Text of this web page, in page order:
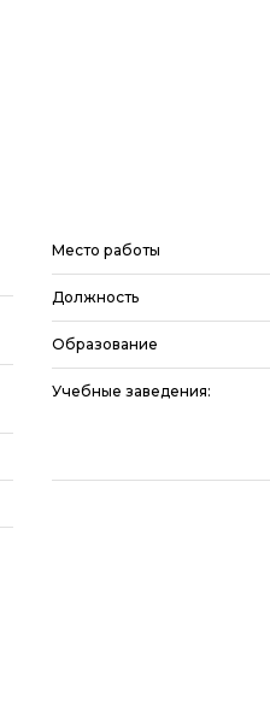
Место работы
Должность
Образование
Учебные заведения: